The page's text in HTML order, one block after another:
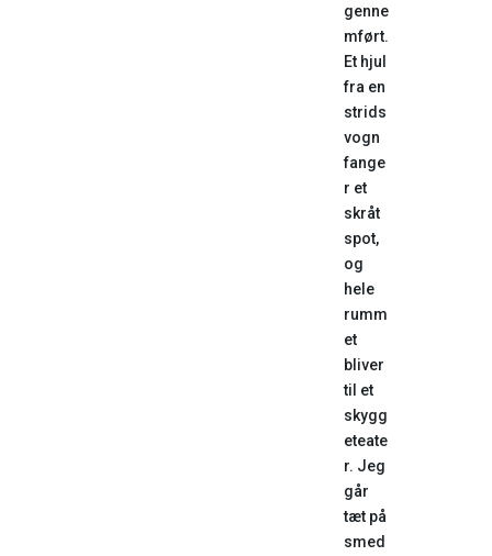
genne
mført.
Et hjul
fra en
strids
vogn
fange
r et
skråt
spot,
og
hele
rumm
et
bliver
til et
skygg
eteate
r. Jeg
går
tæt på
smed